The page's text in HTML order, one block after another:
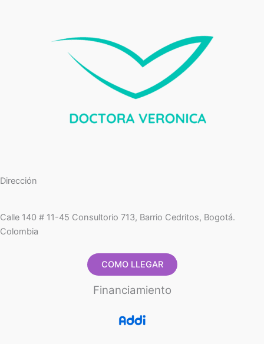
Dirección
Calle 140 # 11-45 Consultorio 713, Barrio Cedritos, Bogotá.
Colombia
COMO LLEGAR
Financiamiento